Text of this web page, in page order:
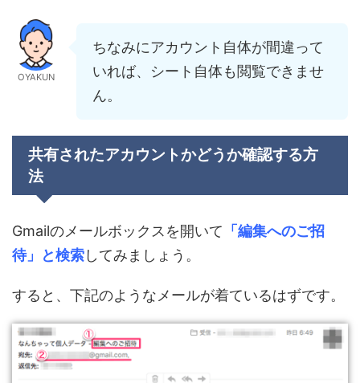
OYAKUN
ちなみにアカウント自体が間違って
いれば、シート自体も閲覧できませ
ん。
共有されたアカウントかどうか確認する方
法
Gmailのメールボックスを開いて 「編集へのご招
待」と検索してみましょう。
すると、下記のようなメールが着ているはずです。